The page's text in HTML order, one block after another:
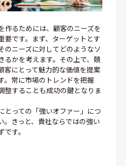
作るためには、顧客のニーズを
要です。まず、ターゲットとす
のニーズに対してどのようなソ
るかを考えます。その上で、競
客にとって魅力的な価値を提案
。常に市場のトレンドを把握
整することも成功の鍵となりま
とっての「強いオファー」につ
。きっと、貴社ならではの強い
す。